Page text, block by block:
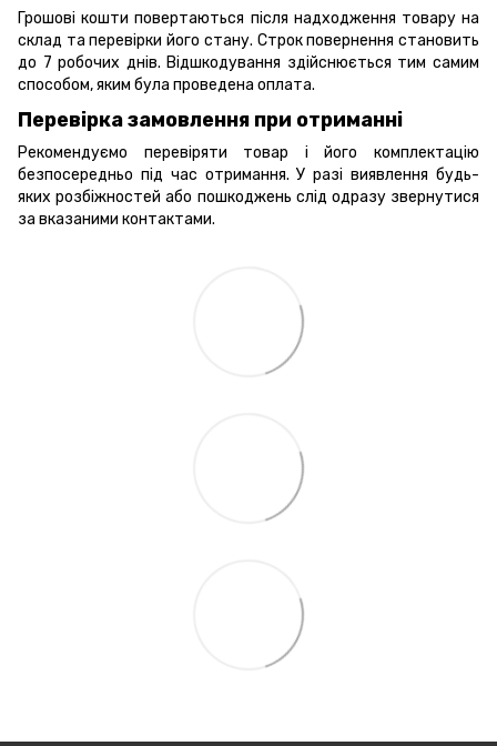
Грошові кошти повертаються після надходження товару на
склад та перевірки його стану. Строк повернення становить
до 7 робочих днів. Відшкодування здійснюється тим самим
способом, яким була проведена оплата.
Перевірка замовлення при отриманні
Рекомендуємо перевіряти товар і його комплектацію
безпосередньо під час отримання. У разі виявлення будь-
яких розбіжностей або пошкоджень слід одразу звернутися
за вказаними контактами.